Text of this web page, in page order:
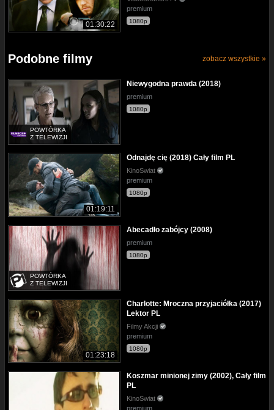
01:30:22
premium
1080p
Podobne filmy zobacz wszystkie »
POWTÓRKA
Z TELEWIZJI
Niewygodna prawda (2018)
premium
1080p
01:19:11
Odnajdę cię (2018) Cały film PL
KinoSwiat
premium
1080p
POWTÓRKA
Z TELEWIZJI
Abecadło zabójcy (2008)
premium
1080p
01:23:18
Charlotte: Mroczna przyjaciółka (2017)
Lektor PL
Filmy Akcji
premium
1080p
Koszmar minionej zimy (2002), Cały film
PL
KinoSwiat
premium